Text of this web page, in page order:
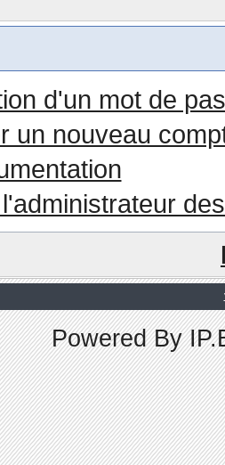
d'un mot de
un nouveau
Powered By